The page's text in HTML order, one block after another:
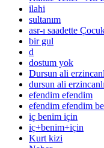
ilahi
sultanım
asr-ı saadette
bir gul
d
dostum yok
Dursun ali
dursun ali
efendim efendim
efendim efendim
iç benim için
iç+benim+için
Kurt kizi